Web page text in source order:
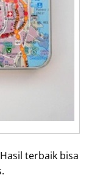
terbaik bisa